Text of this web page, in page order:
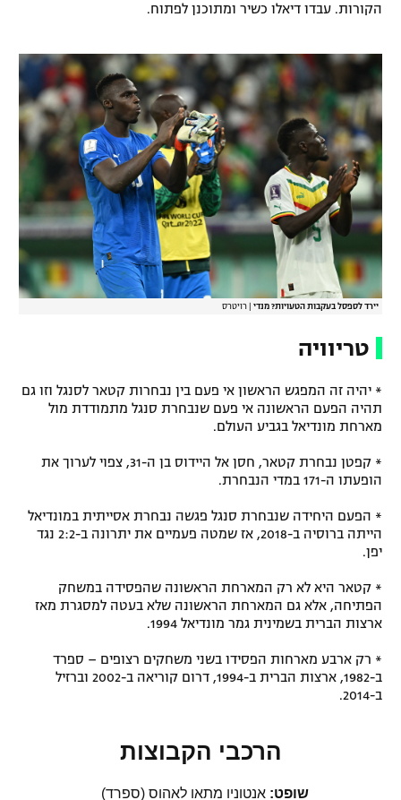
הקורות. עבדו דיאלו כשיר ומתוכנן לפתוח.
יירד לספסל בעקבות הטעויות? מנדי רויטרס
טריוויה
* יהיה זה המפגש הראשון אי פעם בין נבחרות קטאר לסנגל וזו גם
תהיה הפעם הראשונה אי פעם שנבחרת סנגל מתמודדת מול
מארחת מונדיאל בגביע העולם.
* קפטן נבחרת קטאר, חסן אל היידוס בן ה-31, צפוי לערוך את
הופעתו ה-171 במדי הנבחרת.
* הפעם היחידה שנבחרת סנגל פגשה נבחרת אסייתית במונדיאל
הייתה ברוסיה ב-2018, אז שמטה פעמיים את יתרונה ב-2:2 נגד
יפן.
* קטאר היא לא רק המארחת הראשונה שהפסידה במשחק
הפתיחה, אלא גם המארחת הראשונה שלא בעטה למסגרת מאז
ארצות הברית בשמינית גמר מונדיאל 1994.
* רק ארבע מארחות הפסידו בשני משחקים רצופים – ספרד
ב-1982, ארצות הברית ב-1994, דרום קוריאה ב-2002 וברזיל
ב-2014.
הרכבי הקבוצות
שופט: אנטוניו מתאו לאהוס (ספרד)